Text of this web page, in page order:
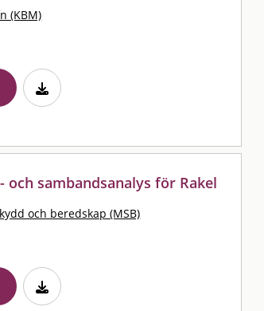
(KBM)
och sambandsanalys för Rakel
och beredskap (MSB)